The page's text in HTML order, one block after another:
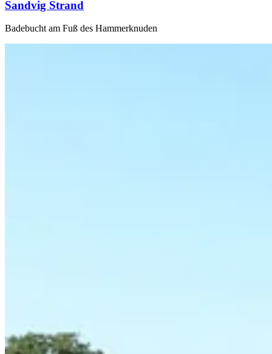
Sandvig Strand
Badebucht am Fuß des Hammerknuden